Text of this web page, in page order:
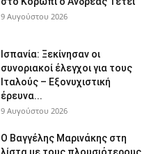
9 Αυγούστου 2026
Ισπανία: Ξεκίνησαν οι
συνοριακοί έλεγχοι για τους
Ιταλούς – Εξονυχιστική
έρευνα...
9 Αυγούστου 2026
Ο Βαγγέλης Μαρινάκης στη